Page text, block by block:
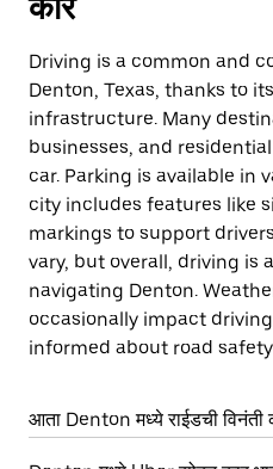
Driving is a common and
Denton, Texas, thanks to
infrastructure. Many
businesses, and
car. Parking is available in
city includes features like
markings to support
vary, but overall, driving is
navigating Denton.
occasionally impact
informed about road
आता Denton मध्ये राईडची विनंती